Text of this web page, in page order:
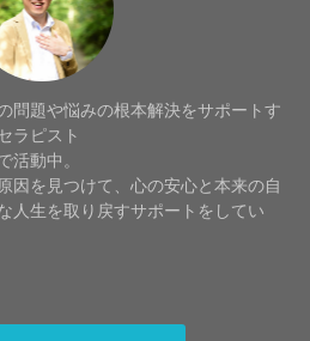
問題や悩みの根本解決をサポートす
ラピスト
活動中。
因を見つけて、心の安心と本来の自
人生を取り戻すサポートをしてい